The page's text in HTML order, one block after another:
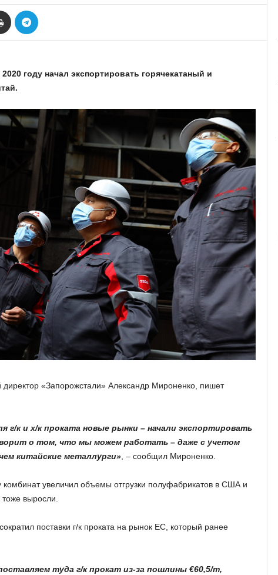
году начал экспортировать горячекатаный и
«Запорожстали» Александр Мироненко, пишет
г/к и х/к проката новые рынки – начали экспортировать
о том, что мы можем работать – даже с учетом
китайские металлурги», – сообщил Мироненко.
увеличил объемы отгрузки полуфабрикатов в США и
тоже выросли.
поставки г/к проката на рынок ЕС, который ранее
туда г/к прокат из-за пошлины €60,5/т,